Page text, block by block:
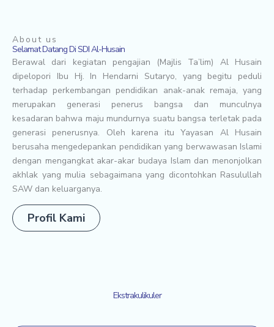
About us
Selamat Datang Di SDI Al-Husain
Berawal dari kegiatan pengajian (Majlis Ta’lim) Al Husain
dipelopori Ibu Hj. In Hendarni Sutaryo, yang begitu peduli
terhadap perkembangan pendidikan anak-anak remaja, yang
merupakan generasi penerus bangsa dan munculnya
kesadaran bahwa maju mundurnya suatu bangsa terletak pada
generasi penerusnya. Oleh karena itu Yayasan Al Husain
berusaha mengedepankan pendidikan yang berwawasan Islami
dengan mengangkat akar-akar budaya Islam dan menonjolkan
akhlak yang mulia sebagaimana yang dicontohkan Rasulullah
SAW dan keluarganya.
Profil Kami
Ekstrakulikuler